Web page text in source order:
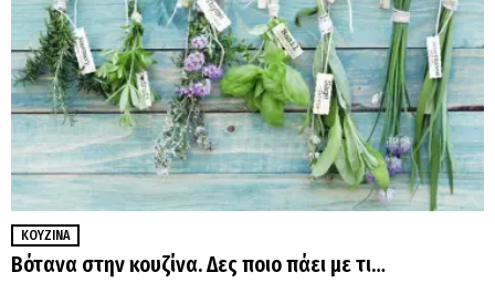
ΚΟΥΖΊΝΑ
Βότανα στην κουζίνα. Δες ποιο πάει με τι…